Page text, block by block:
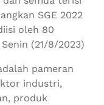
SGE 2022
oleh 80
(21/8/2023)
pameran
industri,
produk